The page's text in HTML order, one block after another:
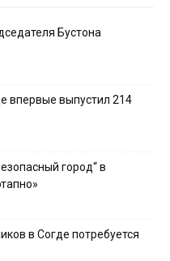
Бустона
впервые выпустил 214
город“ в
в Согде потребуется